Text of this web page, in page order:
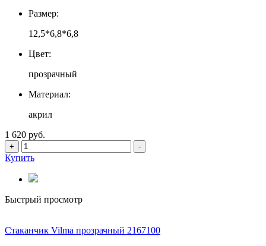
Размер:
12,5*6,8*6,8
Цвет:
прозрачный
Материал:
акрил
1 620 руб.
+ -
Купить
Быстрый просмотр
Стаканчик Vilma прозрачный 2167100